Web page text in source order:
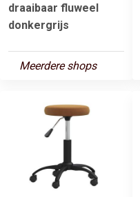
draaibaar fluweel
donkergrijs
Meerdere shops